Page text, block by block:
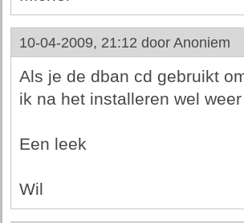
10-04-2009, 21:12 door Anoniem
Als je de dban cd gebruikt
ik na het installeren wel
Een leek
Wil